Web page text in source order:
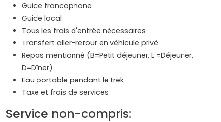
Guide francophone
Guide local
Tous les frais d'entrée nécessaires
Transfert aller-retour en véhicule privé
Repas mentionné (B=Petit déjeuner, L =Déjeuner,
D=Dîner)
Eau portable pendant le trek
Taxe et frais de services
Service non-compris: